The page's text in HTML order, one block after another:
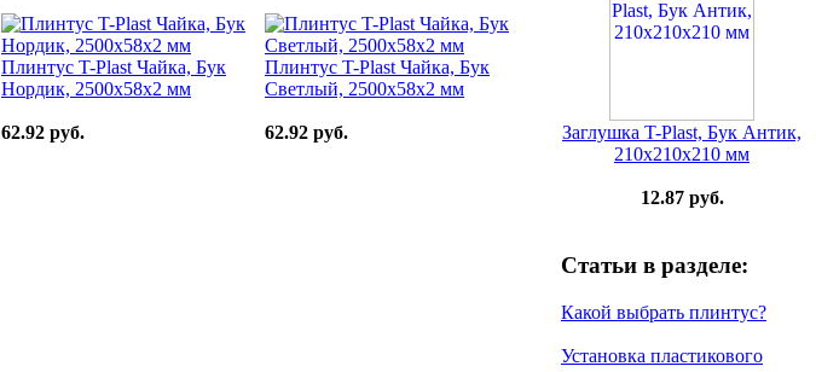
Плинтус T-Plast Чайка, Бук
Нордик, 2500х58х2 мм
62.92 руб.
Плинтус T-Plast Чайка, Бук
Светлый, 2500х58х2 мм
62.92 руб.
Заглушка T-Plast, Бук Антик,
210х210х210 мм
12.87 руб.
Статьи в разделе:
Какой выбрать плинтус?
Установка пластикового